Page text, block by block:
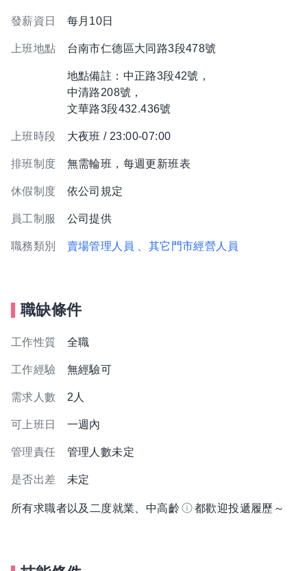
發薪資日 每月10日
上班地點 台南市仁德區大同路3段478號
地點備註：中正路3段42號，
中清路208號，
文華路3段432.436號
上班時段 大夜班 / 23:00-07:00
排班制度 無需輪班，每週更新班表
休假制度 依公司規定
員工制服 公司提供
職務類別 賣場管理人員 、其它門市經營人員
職缺條件
工作性質 全職
工作經驗 無經驗可
需求人數 2人
可上班日 一週內
管理責任 管理人數未定
是否出差 未定
所有求職者以及二度就業、中高齡 都歡迎投遞履歷～